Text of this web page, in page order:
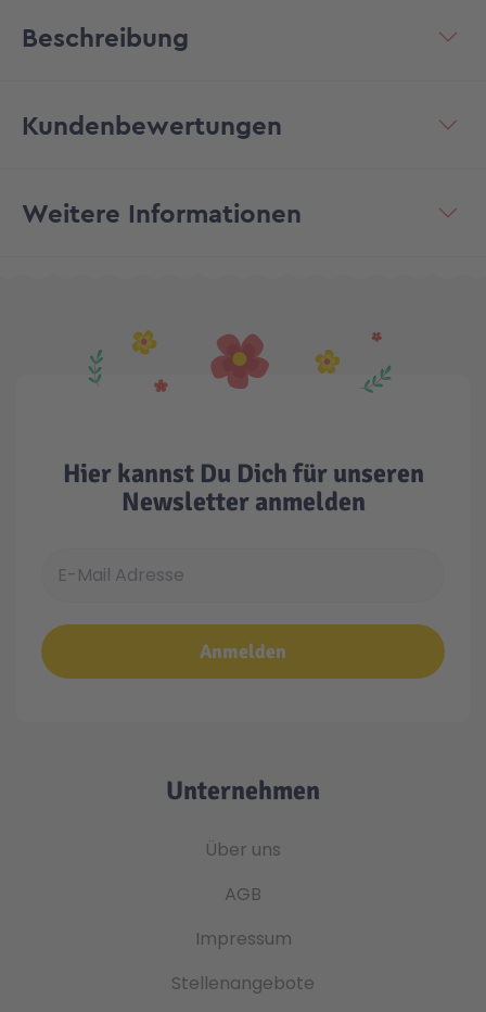
Beschreibung
Kundenbewertungen
Weitere Informationen
Hier kannst Du Dich für unseren
Newsletter anmelden
Anmelden
Unternehmen
Über uns
AGB
Impressum
Stellenangebote